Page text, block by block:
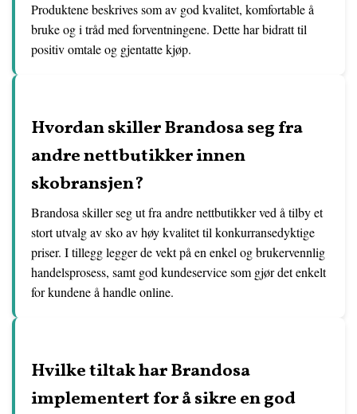
Produktene beskrives som av god kvalitet, komfortable å
bruke og i tråd med forventningene. Dette har bidratt til
positiv omtale og gjentatte kjøp.
Hvordan skiller Brandosa seg fra
andre nettbutikker innen
skobransjen?
Brandosa skiller seg ut fra andre nettbutikker ved å tilby et
stort utvalg av sko av høy kvalitet til konkurransedyktige
priser. I tillegg legger de vekt på en enkel og brukervennlig
handelsprosess, samt god kundeservice som gjør det enkelt
for kundene å handle online.
Hvilke tiltak har Brandosa
implementert for å sikre en god